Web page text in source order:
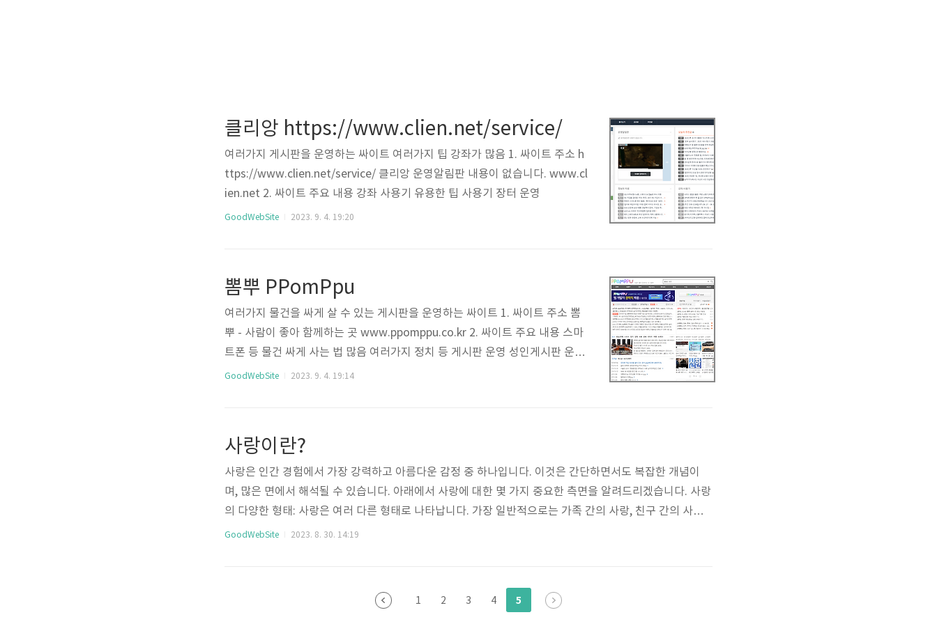
클리앙 https://www.clien.net/service/
여러가지 게시판을 운영하는 싸이트 여러가지 팁 강좌가 많음 1. 싸이트 주소 h
ttps://www.clien.net/service/ 클리앙 운영알림판 내용이 없습니다. www.cl
ien.net 2. 싸이트 주요 내용 강좌 사용기 유용한 팁 사용기 장터 운영
GoodWebSite 2023. 9. 4. 19:20
뽐뿌 PPomPpu
여러가지 물건을 싸게 살 수 있는 게시판을 운영하는 싸이트 1. 싸이트 주소 뽐
뿌 - 사람이 좋아 함께하는 곳 www.ppomppu.co.kr 2. 싸이트 주요 내용 스마
트폰 등 물건 싸게 사는 법 많음 여러가지 정치 등 게시판 운영 성인게시판 운영
스마트폰 등 장터 운영
GoodWebSite 2023. 9. 4. 19:14
사랑이란?
사랑은 인간 경험에서 가장 강력하고 아름다운 감정 중 하나입니다. 이것은 간단하면서도 복잡한 개념이
며, 많은 면에서 해석될 수 있습니다. 아래에서 사랑에 대한 몇 가지 중요한 측면을 알려드리겠습니다. 사랑
의 다양한 형태: 사랑은 여러 다른 형태로 나타납니다. 가장 일반적으로는 가족 간의 사랑, 친구 간의 사랑,
로맨틱한 사랑, 애정의 사랑 등이 있습니다. 각각의 형태에는 고유한 특징과 감정이 연결되어 있습니다. 사
으로 나타날 수 있습니다. 열정 (Passion): 로맨틱한 사랑에서 ..
GoodWebSite 2023. 8. 30. 14:19
1 2 3 4 5